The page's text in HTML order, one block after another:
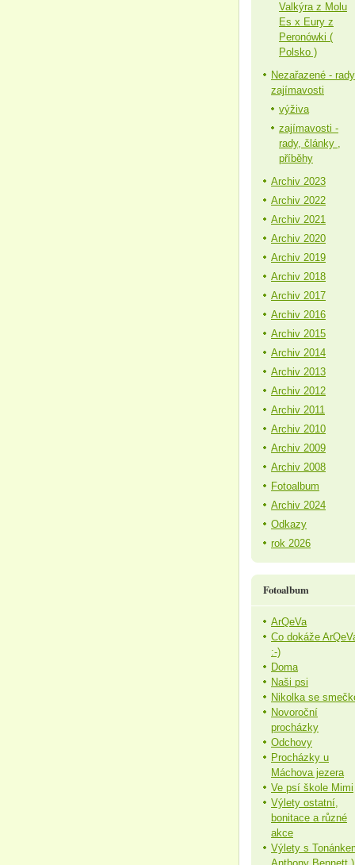
Valkýra z Molu
Es x Eury z
Peronówki (
Polsko )
Nezařazené -
zajímavosti
výživa
zajímavosti -
rady, články ,
příběhy
Archiv 2023
Archiv 2022
Archiv 2021
Archiv 2020
Archiv 2019
Archiv 2018
Archiv 2017
Archiv 2016
Archiv 2015
Archiv 2014
Archiv 2013
Archiv 2012
Archiv 2011
Archiv 2010
Archiv 2009
Archiv 2008
Fotoalbum
Archiv 2024
Odkazy
rok 2026
Fotoalbum
ArQeVa
Co dokáže
:-)
Doma
Naši psi
Nikolka se
Novoroční
procházky
Odchovy
Procházky u
Máchova jezera
Ve psí škole Mimi
Výlety ostatní,
bonitace a různé
akce
Výlety s